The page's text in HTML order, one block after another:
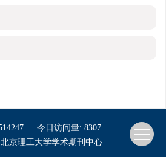
今日访问量: 8307
京理工大学学术期刊中心